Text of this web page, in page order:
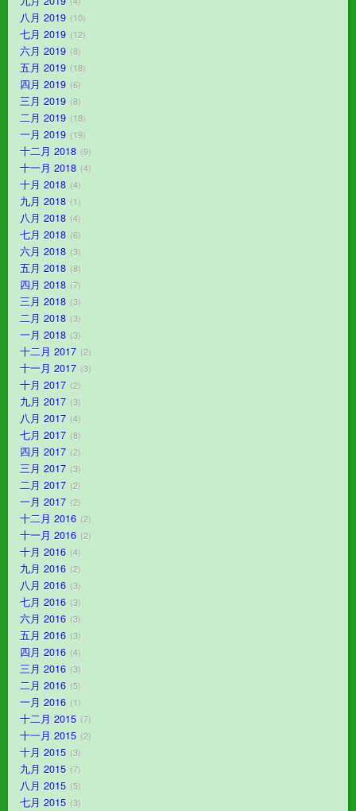
八月 2019 10
七月 2019 12
六月 2019 8
五月 2019 18
四月 2019 6
三月 2019 8
二月 2019 18
一月 2019 19
十二月 2018 9
十一月 2018 4
十月 2018 4
九月 2018 1
八月 2018 4
七月 2018 6
六月 2018 3
五月 2018 8
四月 2018 7
三月 2018 3
二月 2018 3
一月 2018 3
十二月 2017 2
十一月 2017 3
十月 2017 2
九月 2017 3
八月 2017 4
七月 2017 8
四月 2017 2
三月 2017 3
二月 2017 2
一月 2017 2
十二月 2016 2
十一月 2016 2
十月 2016 4
九月 2016 2
八月 2016 3
七月 2016 3
六月 2016 3
五月 2016 3
四月 2016 4
三月 2016 3
二月 2016 5
一月 2016 1
十二月 2015 7
十一月 2015 2
十月 2015 3
九月 2015 7
八月 2015 5
七月 2015 3